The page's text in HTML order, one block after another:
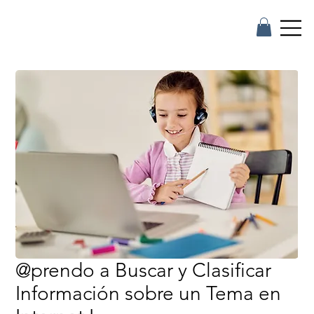
@prendo a Buscar y Clasificar
Información sobre un Tema en